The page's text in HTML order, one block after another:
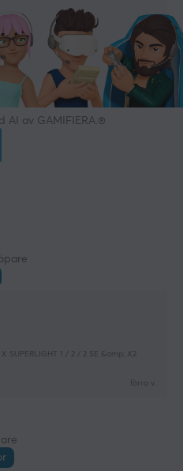
AI av GAMIFIERA.®
SUPERLIGHT 1 / 2 / 2 SE &amp; X2
förra v.